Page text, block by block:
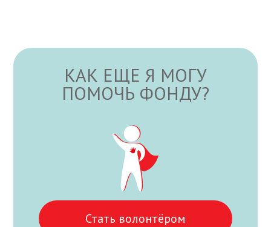
КАК ЕЩЕ Я МОГУ
ПОМОЧЬ ФОНДУ?
Стать волонтёром